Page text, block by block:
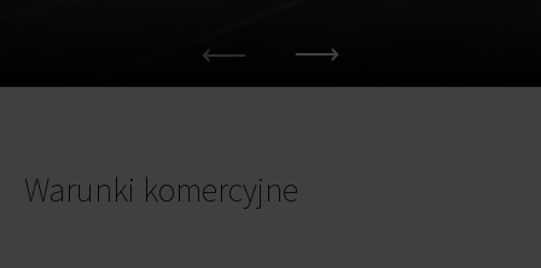
Warunki komercyjne